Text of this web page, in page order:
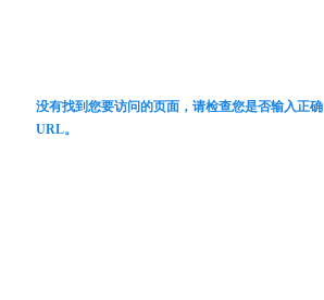
没有找到您要访问的页面，请检查您是否输入正确
URL。